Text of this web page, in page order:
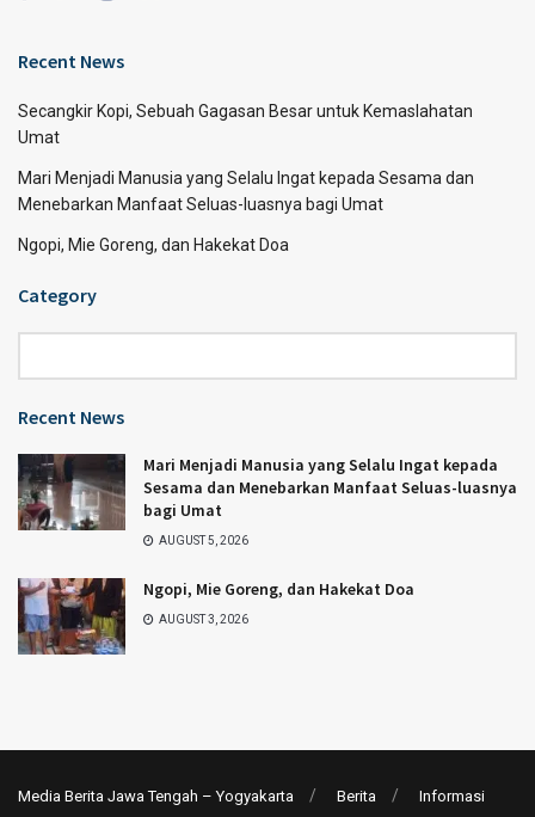
Recent News
Secangkir Kopi, Sebuah Gagasan Besar untuk Kemaslahatan
Umat
Mari Menjadi Manusia yang Selalu Ingat kepada Sesama dan
Menebarkan Manfaat Seluas-luasnya bagi Umat
Ngopi, Mie Goreng, dan Hakekat Doa
Category
Recent News
Mari Menjadi Manusia yang Selalu Ingat kepada
Sesama dan Menebarkan Manfaat Seluas-luasnya
bagi Umat
AUGUST 5, 2026
Ngopi, Mie Goreng, dan Hakekat Doa
AUGUST 3, 2026
Media Berita Jawa Tengah – Yogyakarta Berita Informasi